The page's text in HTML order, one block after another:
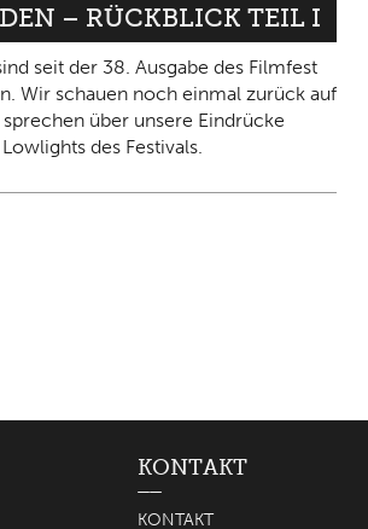
– RÜCKBLICK TEIL I
seit der 38. Ausgabe des Filmfest
Wir schauen noch einmal zurück auf
über unsere Eindrücke
des Festivals.
KONTAKT
KONTAKT